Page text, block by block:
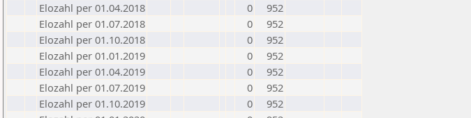
Elozahl per 01.04.2018
0
952
Elozahl per 01.07.2018
0
952
Elozahl per 01.10.2018
0
952
Elozahl per 01.01.2019
0
952
Elozahl per 01.04.2019
0
952
Elozahl per 01.07.2019
0
952
Elozahl per 01.10.2019
0
952